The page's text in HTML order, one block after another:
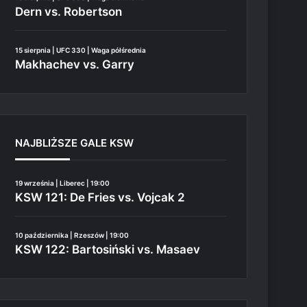
Dern vs. Robertson
15 sierpnia | UFC 330 | Waga półśrednia
Makhachev vs. Garry
NAJBLIŻSZE GALE KSW
19 września | Liberec | 19:00
KSW 121: De Fries vs. Vojcak 2
10 października | Rzeszów | 19:00
KSW 122: Bartosiński vs. Masaev